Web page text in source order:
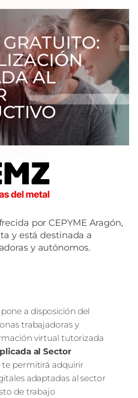
AL
por CEPYME Aragón,
y está destinada a
y autónomos.
a disposición del
trabajadoras y
virtual tutorizada
al Sector
te permitirá adquirir
adaptadas al sector
de trabajo